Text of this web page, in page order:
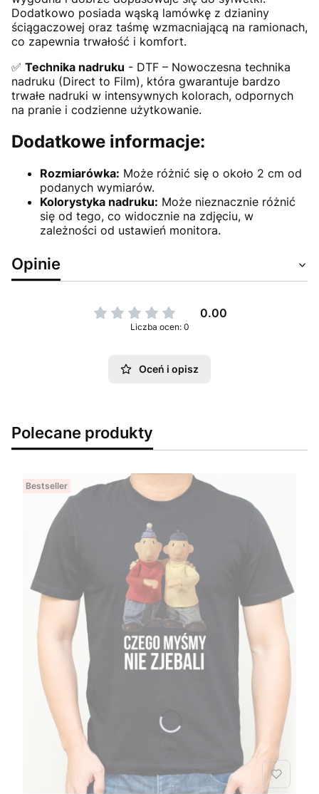
Dodatkowo posiada wąską lamówkę z dzianiny
ściągaczowej oraz taśmę wzmacniającą na ramionach,
co zapewnia trwałość i komfort.
✅ Technika nadruku - DTF – Nowoczesna technika
nadruku (Direct to Film), która gwarantuje bardzo
trwałe nadruki w intensywnych kolorach, odpornych
na pranie i codzienne użytkowanie.
Dodatkowe informacje:
Rozmiarówka: Może różnić się o około 2 cm od
podanych wymiarów.
Kolorystyka nadruku: Może nieznacznie różnić
się od tego, co widocznie na zdjęciu, w
zależności od ustawień monitora.
Opinie
0.00
Liczba ocen: 0
Oceń i opisz
Polecane produkty
Bestseller